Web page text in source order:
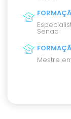
Senac
Mestre